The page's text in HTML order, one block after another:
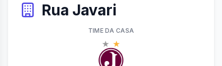
Rua Javari
TIMEDA CASA